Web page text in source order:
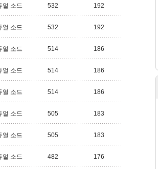
얼 소드 532 192
얼 소드 532 192
얼 소드 514 186
얼 소드 514 186
얼 소드 514 186
얼 소드 505 183
얼 소드 505 183
얼 소드 482 176